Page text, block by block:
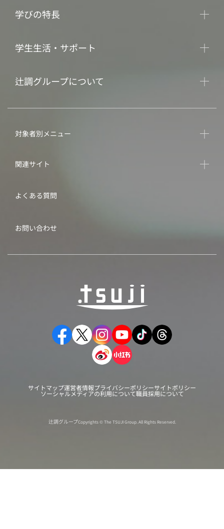
学びの特長
学生生活・サポート
辻調グループについて
対象者別メニュー
関連サイト
よくある質問
お問い合わせ
サイトマップ運営者情報プライバシーポリシーサイトポリシー
ソーシャルメディアの利用について職員採用について
辻調グループCopyrights © The TSUJI Group. All Rights Reserved.